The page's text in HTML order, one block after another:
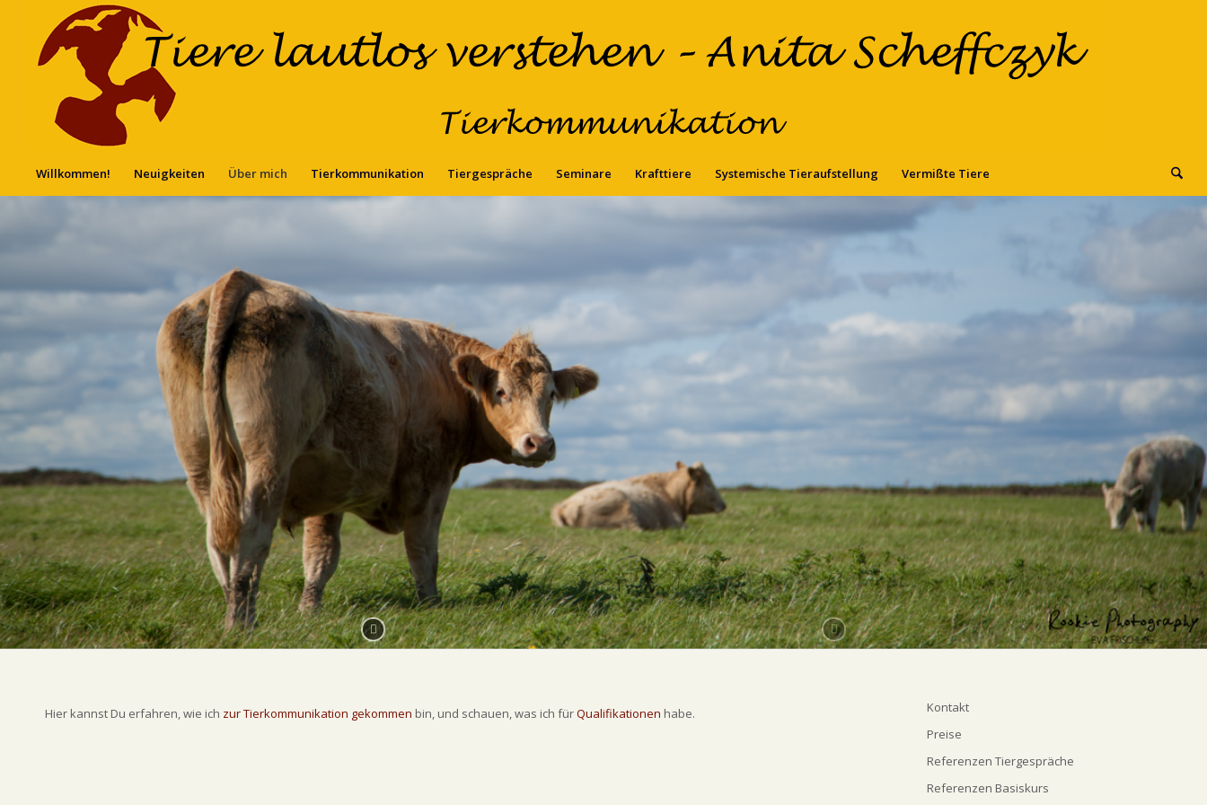
Willkommen! Neuigkeiten Über mich Tierkommunikation Tiergespräche Seminare Krafttiere Systemische Tieraufstellung Vermißte Tiere
Hier kannst Du erfahren, wie ich zur Tierkommunikation gekommen bin, und schauen, was ich fürQualifikationen habe.
Kontakt
Preise
Referenzen Tiergespräche
Referenzen Basiskurs